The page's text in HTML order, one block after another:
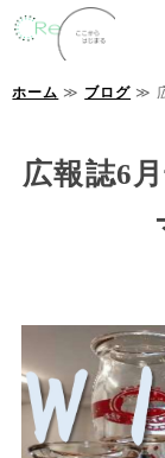
ホーム
Reでできること
お問い合わせ
ホーム ≫ ブログ ≫
広報誌6